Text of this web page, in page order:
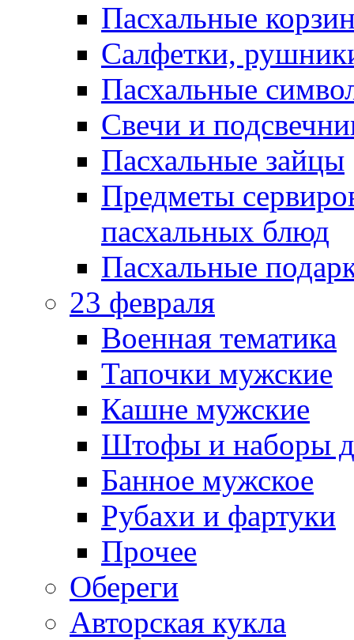
Пасхальные
Салфетки,
Пасхальные
Свечи и
Пасхальные зайцы
Предметы
пасхальных блюд
Пасхальные
23 февраля
Военная тематика
Тапочки мужские
Кашне мужские
Штофы и наборы
Банное мужское
Рубахи и фартуки
Прочее
Обереги
Авторская кукла